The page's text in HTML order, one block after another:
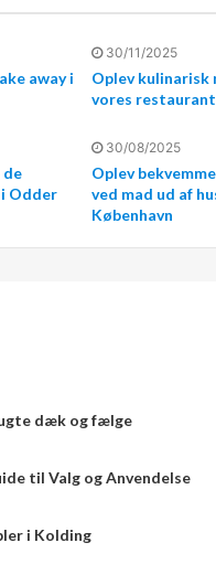
elementer i enhver
præferencer.
servering ved
af begge dele.
og
til at skabe stemning
Det kan være alt
endda et indslag som
Dekorationer
away i
30/11/2025
Oplev kulinarisk
vores
de
Odder
30/08/2025
Oplev
ved mad ud af
København
dæk og fælge
til Valg og Anvendelse
i Kolding